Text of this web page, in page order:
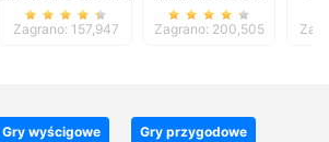
Zagrano: 157,947 Zagrano: 200,505
Gry wyścigowe Gry przygodowe